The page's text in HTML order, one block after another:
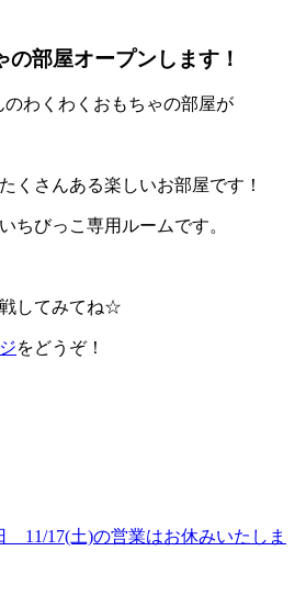
部屋オープンします！
のわくわくおもちゃの部屋が
くさんある楽しいお部屋です！
ちびっこ専用ルームです。
してみてね☆
をどうぞ！